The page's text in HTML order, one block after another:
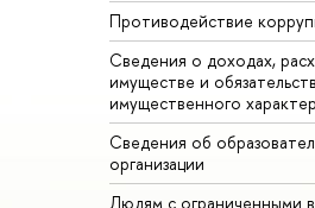
Противодействие
Сведения о доходах,
имуществе и
имущественного
Сведения об
организации
Людям с ограниченными